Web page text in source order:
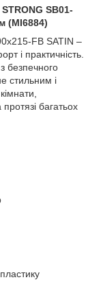
SB01-
(MI6884)
FB SATIN –
і практичність.
безпечного
стильним і
багатьох